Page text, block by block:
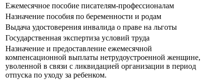
Ежемесячное пособие писателям-профессионалам
Назначение пособия по беременности и родам
Выдача удостоверения инвалида о праве на льготы
Государственная экспертиза условий труда
Назначение и предоставление ежемесячной
компенсационной выплаты нетрудоустроенной женщине,
уволенной в связи с ликвидацией организации в период
отпуска по уходу за ребенком.